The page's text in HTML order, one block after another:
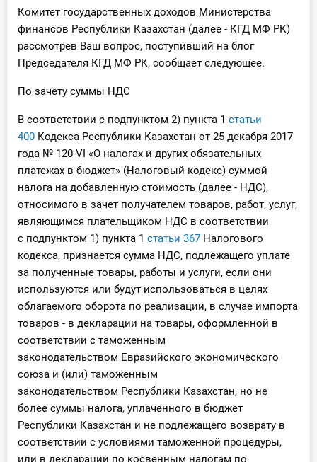
О Системе
Обучение
бухгалтера
Комитет государственных доходов Министерства
финансов Республики Казахстан (далее - КГД МФ РК)
рассмотрев Ваш вопрос, поступивший на блог
Председателя КГД МФ РК, сообщает следующее.
По зачету суммы НДС
В соответствии с подпунктом 2) пункта 1 статьи
400 Кодекса Республики Казахстан от 25 декабря 2017
года № 120-VI «О налогах и других обязательных
платежах в бюджет» (Налоговый кодекс) суммой
налога на добавленную стоимость (далее - НДС),
относимого в зачет получателем товаров, работ, услуг,
являющимся плательщиком НДС в соответствии
с подпунктом 1) пункта 1 статьи 367 Налогового
кодекса, признается сумма НДС, подлежащего уплате
за полученные товары, работы и услуги, если они
используются или будут использоваться в целях
облагаемого оборота по реализации, в случае импорта
товаров - в декларации на товары, оформленной в
соответствии с таможенным
законодательством Евразийского экономического
союза и (или) таможенным
законодательством Республики Казахстан, но не
более суммы налога, уплаченного в бюджет
Республики Казахстан и не подлежащего возврату в
соответствии с условиями таможенной процедуры,
или в декларации по косвенным налогам по